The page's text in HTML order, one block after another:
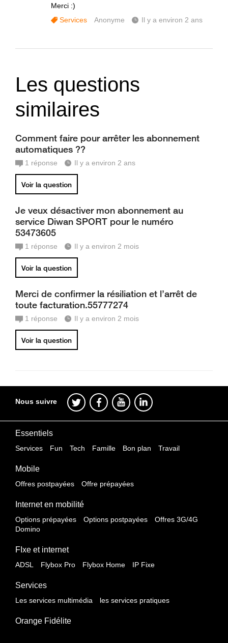
Merci :)
Services
Anonyme Il y a environ 2 ans
Les questions
similaires
Comment faire pour arrêter les abonnement
automatiques ??
1 réponse Il y a environ 2 ans
Voir la question
Je veux désactiver mon abonnement au
service Diwan SPORT pour le numéro
53473605
1 réponse Il y a environ 2 mois
Voir la question
Merci de confirmer la résiliation et l’arrêt de
toute facturation.55777274
1 réponse Il y a environ 2 mois
Voir la question
Nous suivre
Essentiels
Services Fun Tech Famille Bon plan Travail
Mobile
Offres postpayées Offre prépayées
Internet en mobilité
Options prépayées Options postpayées
Offres 3G/4G
Domino
FIxe et internet
ADSL Flybox Pro Flybox Home IP Fixe
Services
Les services multimédia les services pratiques
Orange Fidélite